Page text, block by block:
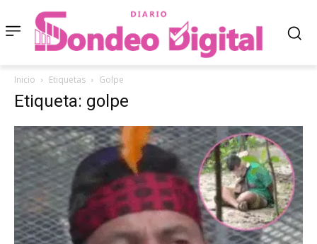
Inicio Etiquetas Golpe
Etiqueta: golpe